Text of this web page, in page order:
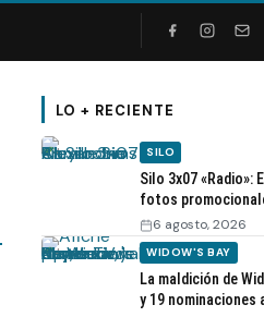
LO + RECIENTE
SILO
Silo 3x07 «Radio»:
fotos
6 agosto, 2026
WIDOW'S BAY
La maldición de
y 19 nominaciones